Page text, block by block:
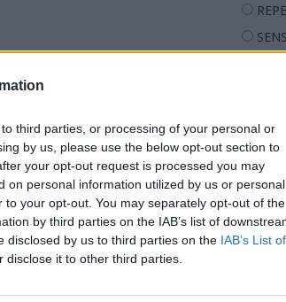
third parties, or processing of your personal or
by us, please use the below opt-out section to
your opt-out request is processed you may
on personal information utilized by us or personal
your opt-out. You may separately opt-out of the
by third parties on the IAB’s list of
disclosed by us to third parties on the IAB’s List of
disclose it to other third parties.
de ruși la Vuhledar,
SENS
PDF